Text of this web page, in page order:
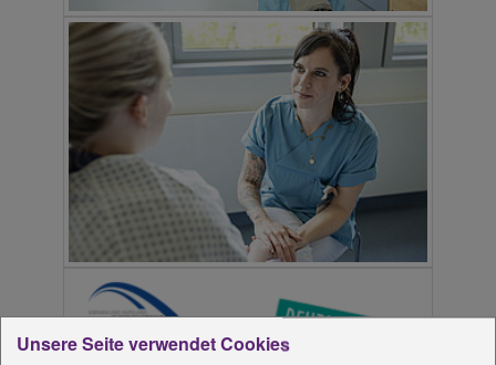
Unsere Seite verwendet Cookies